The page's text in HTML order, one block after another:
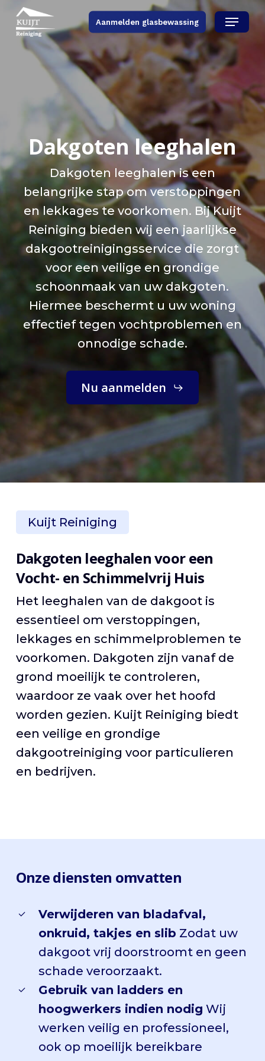
Skip
main
content
Aanmelden glasbewassing Menu
Dakgoten leeghalen
Dakgoten leeghalen is een
belangrijke stap om verstoppingen
en lekkages te voorkomen. Bij Kuijt
Reiniging bieden wij een jaarlijkse
dakgootreinigingsservice die zorgt
voor een veilige en grondige
schoonmaak van uw dakgoten.
Hiermee beschermt u uw woning
effectief tegen vochtproblemen en
onnodige schade.
Nu aanmelden
Kuijt Reiniging
Dakgoten leeghalen voor een
Vocht- en Schimmelvrij Huis
Het leeghalen van de dakgoot is
essentieel om verstoppingen,
lekkages en schimmelproblemen te
voorkomen. Dakgoten zijn vanaf de
grond moeilijk te controleren,
waardoor ze vaak over het hoofd
worden gezien. Kuijt Reiniging biedt
een veilige en grondige
dakgootreiniging voor particulieren
en bedrijven.
Onze diensten omvatten
Verwijderen van bladafval,
onkruid, takjes en slib Zodat uw
dakgoot vrij doorstroomt en geen
schade veroorzaakt.
Gebruik van ladders en
hoogwerkers indien nodig Wij
werken veilig en professioneel,
ook op moeilijk bereikbare